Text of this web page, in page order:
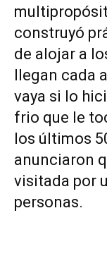
construyó
de alojar a
llegan cada
vaya si lo
frio que le
los últimos
anunciaron
visitada por
personas.